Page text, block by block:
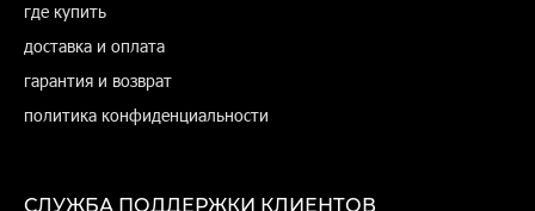
где купить
доставка и оплата
гарантия и возврат
политика конфиденциальности
СЛУЖБА ПОДДЕРЖКИ КЛИЕНТОВ